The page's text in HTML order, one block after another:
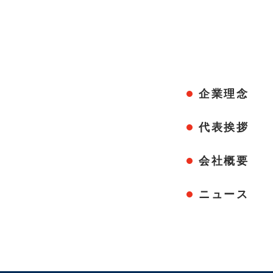
企業理念
代表挨拶
会社概要
ニュース